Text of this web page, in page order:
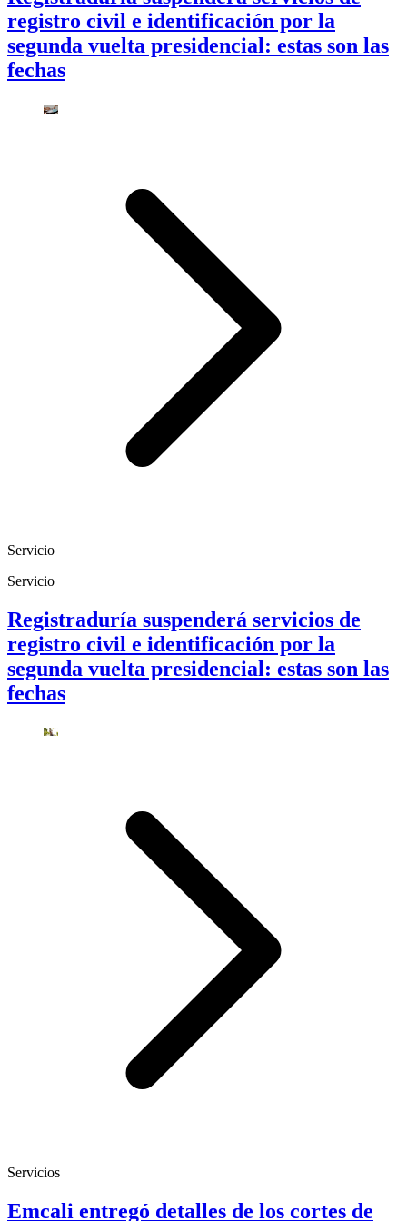
registro civil e identificación por la
segunda vuelta presidencial: estas son las
fechas
Servicio
Servicio
Registraduría suspenderá servicios de
registro civil e identificación por la
segunda vuelta presidencial: estas son las
fechas
Servicios
Emcali entregó detalles de los cortes de